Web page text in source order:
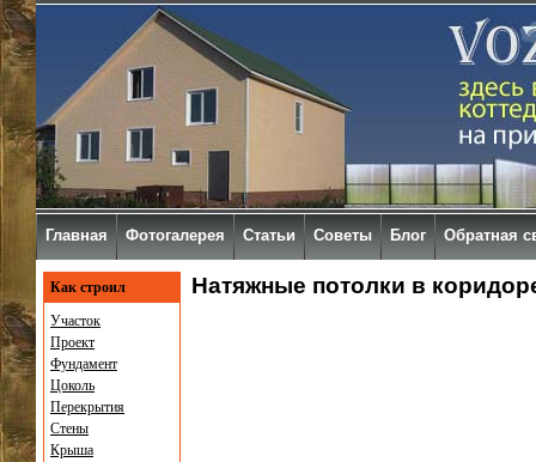
Натяжные потолки в
Как строил
Участок
Проект
Фундамент
Цоколь
Перекрытия
Стены
Крыша
Главная Фотогалерея Статьи Советы Блог Обратная